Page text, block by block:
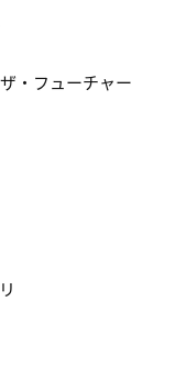
・フューチャー